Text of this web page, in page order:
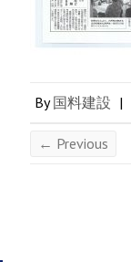
By国料建設 |
← Previous